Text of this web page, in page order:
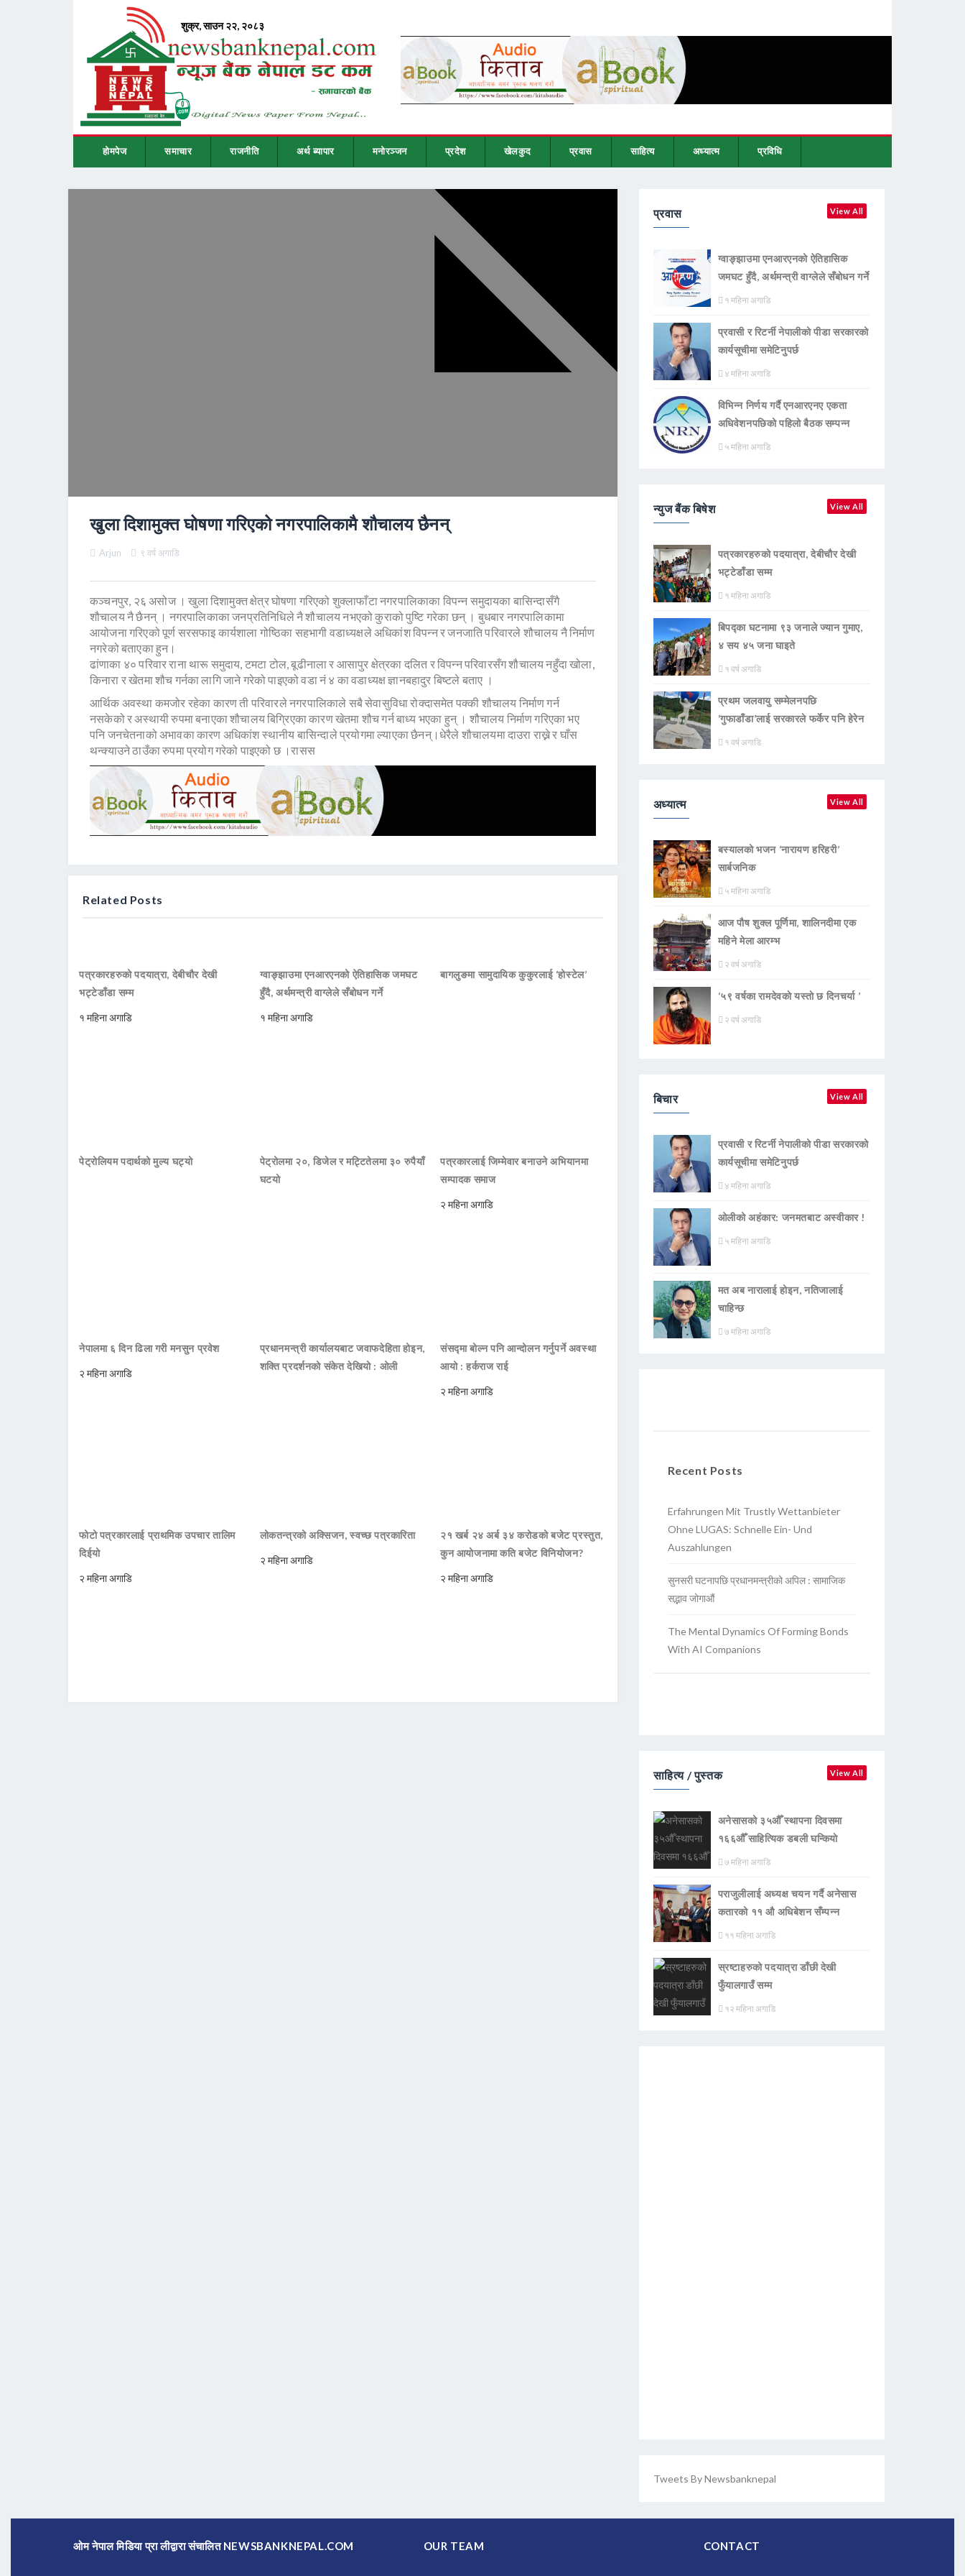
होमपेज समाचार राजनीति अर्थ ब्यापार मनोरञ्जन प्रदेश खेलकुद प्रवास साहित्य अध्यात्म प्रविधि
खुला दिशामुक्त घोषणा गरिएको नगरपालिकामै शौचालय छैनन्
Arjun ९ वर्ष अगाडि
कञ्चनपुर, २६ असोज । खुला दिशामुक्त क्षेत्र घोषणा गरिएको शुक्लाफाँटा नगरपालिकाका विपन्न समुदायका बासिन्दासँगै
शौचालय नै छैनन् । नगरपालिकाका जनप्रतिनिधिले नै शौचालय नभएको कुराको पुष्टि गरेका छन् । बुधबार नगरपालिकामा
आयोजना गरिएको पूर्ण सरसफाइ कार्यशाला गोष्ठिका सहभागी वडाध्यक्षले अधिकांश विपन्न र जनजाति परिवारले शौचालय नै निर्माण
नगरेको बताएका हुन।
ढांणाका ४० परिवार राना थारू समुदाय, टमटा टोल, बूढीनाला र आसापुर क्षेत्रका दलित र विपन्न परिवारसँग शौचालय नहुँदा खोला,
किनारा र खेतमा शौच गर्नका लागि जाने गरेको पाइएको वडा नं ४ का वडाध्यक्ष ज्ञानबहादुर बिष्टले बताए ।
आर्थिक अवस्था कमजोर रहेका कारण ती परिवारले नगरपालिकाले सबै सेवासुविधा रोक्दासमेत पक्की शौचालय निर्माण गर्न
नसकेको र अस्थायी रुपमा बनाएका शौचालय बिग्रिएका कारण खेतमा शौच गर्न बाध्य भएका हुन् । शौचालय निर्माण गरिएका भए
पनि जनचेतनाको अभावका कारण अधिकांश स्थानीय बासिन्दाले प्रयोगमा ल्याएका छैनन्।धेरैले शौचालयमा दाउरा राख्ने र घाँस
थन्क्याउने ठाउँका रुपमा प्रयोग गरेको पाइएको छ ।रासस
Related Posts
पत्रकारहरुको पदयात्रा, देबीचौर देखी
भट्टेडाँडा सम्म
१ महिना अगाडि
ग्वाङ्झाउमा एनआरएनको ऐतिहासिक जमघट
हुँदै, अर्थमन्त्री वाग्लेले सँबोधन गर्ने
१ महिना अगाडि
बागलुङमा सामुदायिक कुकुरलाई ‘होस्टेल’
पेट्रोलियम पदार्थको मुल्य घट्यो
पेट्रोलमा २०, डिजेल र मट्टितेलमा ३० रुपैयाँ
घटयो
पत्रकारलाई जिम्मेवार बनाउने अभियानमा
सम्पादक समाज
२ महिना अगाडि
नेपालमा ६ दिन ढिला गरी मनसुन प्रवेश
२ महिना अगाडि
प्रधानमन्त्री कार्यालयबाट जवाफदेहिता होइन,
शक्ति प्रदर्शनको संकेत देखियो : ओली
संसद्मा बोल्न पनि आन्दोलन गर्नुपर्ने अवस्था
आयो : हर्कराज राई
२ महिना अगाडि
फोटो पत्रकारलाई प्राथमिक उपचार तालिम
दिईयो
२ महिना अगाडि
लोकतन्त्रको अक्सिजन, स्वच्छ पत्रकारिता
२ महिना अगाडि
२१ खर्ब २४ अर्ब ३४ करोडको बजेट प्रस्तुत,
कुन आयोजनामा कति बजेट विनियोजन?
२ महिना अगाडि
प्रवास View All
ग्वाङ्झाउमा एनआरएनको ऐतिहासिक
जमघट हुँदै, अर्थमन्त्री वाग्लेले सँबोधन गर्ने
१ महिना अगाडि
प्रवासी र रिटर्नी नेपालीको पीडा सरकारको
कार्यसूचीमा समेटिनुपर्छ
४ महिना अगाडि
विभिन्न निर्णय गर्दै एनआरएनए एकता
अधिवेशनपछिको पहिलो बैठक सम्पन्न
५ महिना अगाडि
न्युज बैंक बिषेश View All
पत्रकारहरुको पदयात्रा, देबीचौर देखी
भट्टेडाँडा सम्म
१ महिना अगाडि
बिपद्का घटनामा ९३ जनाले ज्यान गुमाए,
४ सय ४५ जना घाइते
१ वर्ष अगाडि
प्रथम जलवायु सम्मेलनपछि
‘गुफाडाँडा’लाई सरकारले फर्केर पनि हेरेन
१ वर्ष अगाडि
अध्यात्म View All
बस्यालको भजन ‘नारायण हरिहरी’
सार्बजनिक
५ महिना अगाडि
आज पौष शुक्ल पूर्णिमा, शालिनदीमा एक
महिने मेला आरम्भ
२ वर्ष अगाडि
‘५९ वर्षका रामदेवकाे यस्ताे छ दिनचर्या ’
२ वर्ष अगाडि
बिचार View All
प्रवासी र रिटर्नी नेपालीको पीडा सरकारको
कार्यसूचीमा समेटिनुपर्छ
४ महिना अगाडि
ओलीको अहंकार: जनमतबाट अस्वीकार !
५ महिना अगाडि
मत अब नारालाई होइन, नतिजालाई
चाहिन्छ
७ महिना अगाडि
Recent Posts
Erfahrungen Mit Trustly Wettanbieter
Ohne LUGAS: Schnelle Ein- Und
Auszahlungen
सुनसरी घटनापछि प्रधानमन्त्रीको अपिल : सामाजिक
सद्भाव जोगाऔं
The Mental Dynamics Of Forming Bonds
With AI Companions
साहित्य / पुस्तक View All
अनेसासको ३५औँ स्थापना दिवसमा
१६६औँ साहित्यिक डबली घन्कियाे
७ महिना अगाडि
पराजुलीलाई अध्यक्ष चयन गर्दै अनेसास
कतारको ११ औ अधिबेशन सँम्पन्न
११ महिना अगाडि
स्रष्टाहरुको पदयात्रा डाँछी देखी
फुँयालगाउँ सम्म
१२ महिना अगाडि
Tweets By Newsbanknepal
ओम नेपाल मिडिया प्रा लीद्वारा संचालित NEWSBANKNEPAL.COM OUR TEAM CONTACT